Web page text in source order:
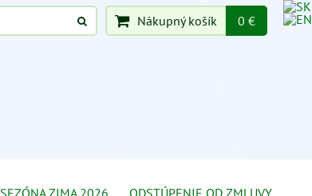
Nákupný košík 0 €
SEZÓNA ZIMA 2026 ODSTÚPENIE OD ZMLUVY